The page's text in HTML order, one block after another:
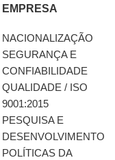
EMPRESA
NACIONALIZAÇÃO
SEGURANÇA E
CONFIABILIDADE
QUALIDADE / ISO
9001:2015
PESQUISA E
DESENVOLVIMENTO
POLÍTICAS DA